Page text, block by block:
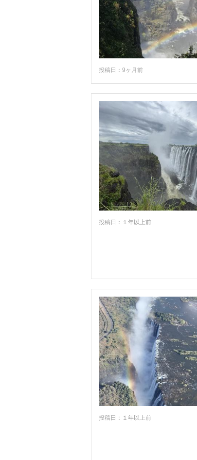
投稿日：9ヶ月前
投稿日：１年以上前
投稿日：１年以上前